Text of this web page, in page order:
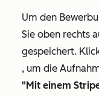
Um den
Sie oben rechts
gespeichert.
, um die
"Mit einem